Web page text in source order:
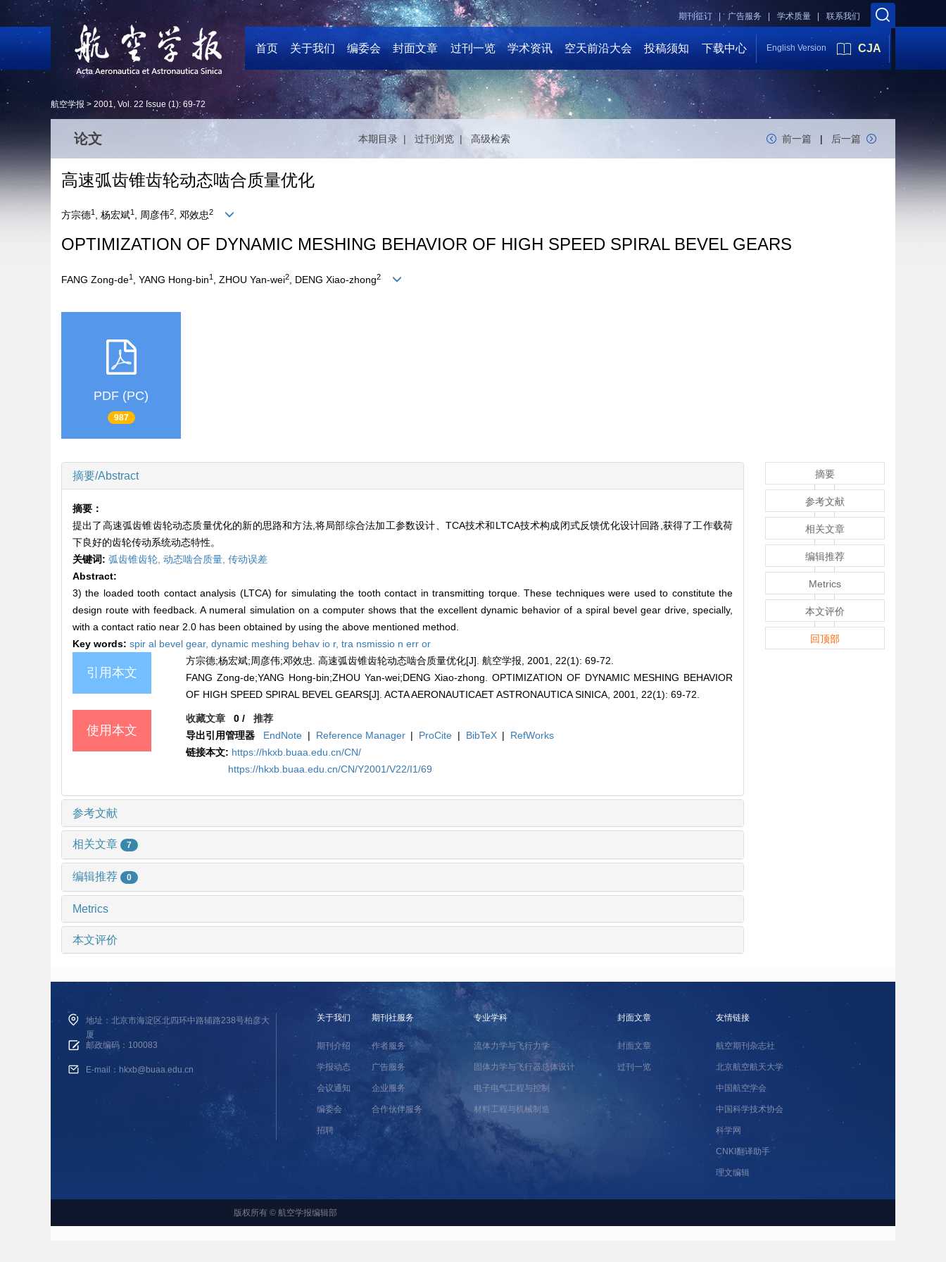
联系我们
学术质量 |
广告服务 |
期刊征订 |
首页 关于我们 编委会 封面文章 过刊一览 学术资讯 空天前沿大会 投稿须知 下载中心 English Version CJA
航空学报 > 2001, Vol. 22 Issue (1): 69-72
论文 本期目录 | 过刊浏览 | 高级检索 前一篇 | 后一篇
高速弧齿锥齿轮动态啮合质量优化
方宗德1 , 杨宏斌1 , 周彦伟2, 邓效忠2
OPTIMIZATION OF DYNAMIC MESHING BEHAVIOR OF HIGH SPEED SPIRAL BEVEL GEARS
FANG Zong-de1 , YANG Hong-bin1 , ZHOU Yan-wei2 , DENG Xiao-zhong2
PDF (PC)
987
摘要/Abstract
摘要：
提出了高速弧齿锥齿轮动态质量优化的新的思路和方法,将局部综合法加工参数设计、TCA技术和LTCA技术构成闭式反馈优化设计回路,获得了工作载荷
下良好的齿轮传动系统动态特性。
关键词: 弧齿锥齿轮, 动态啮合质量, 传动误差
Abstract:
3) the loaded tooth contact analysis (LTCA) for simulating the tooth contact in transmitting torque. These techniques were used to constitute the
design route with feedback. A numeral simulation on a computer shows that the excellent dynamic behavior of a spiral bevel gear drive, specially,
with a contact ratio near 2.0 has been obtained by using the above mentioned method.
Key words: spir al bevel gear, dynamic meshing behav io r, tra nsmissio n err or
引用本文
方宗德;杨宏斌;周彦伟;邓效忠. 高速弧齿锥齿轮动态啮合质量优化[J]. 航空学报, 2001, 22(1): 69-72.
FANG Zong-de;YANG Hong-bin;ZHOU Yan-wei;DENG Xiao-zhong. OPTIMIZATION OF DYNAMIC MESHING BEHAVIOR
OF HIGH SPEED SPIRAL BEVEL GEARS[J]. ACTA AERONAUTICAET ASTRONAUTICA SINICA, 2001, 22(1): 69-72.
使用本文
收藏文章 0 /推荐
导出引用管理器
EndNote | Reference Manager | ProCite | BibTeX |
RefWorks
链接本文: https://hkxb.buaa.edu.cn/CN/
https://hkxb.buaa.edu.cn/CN/Y2001/V22/I1/69
参考文献
相关文章 7
编辑推荐 0
Metrics
本文评价
摘要
参考文献
相关文章
编辑推荐
Metrics
本文评价
回顶部
地址：北京市海淀区北四环中路辅路238号柏彦大
厦
邮政编码：100083
E-mail：hkxb@buaa.edu.cn
关于我们
期刊介绍
学报动态
会议通知
编委会
招聘
期刊社服务
作者服务
广告服务
企业服务
合作伙伴服务
专业学科
流体力学与飞行力学
固体力学与飞行器总体设计
电子电气工程与控制
材料工程与机械制造
封面文章
封面文章
过刊一览
友情链接
航空期刊杂志社
北京航空航天大学
中国航空学会
中国科学技术协会
科学网
CNKI翻译助手
理文编辑
版权所有 © 航空学报编辑部